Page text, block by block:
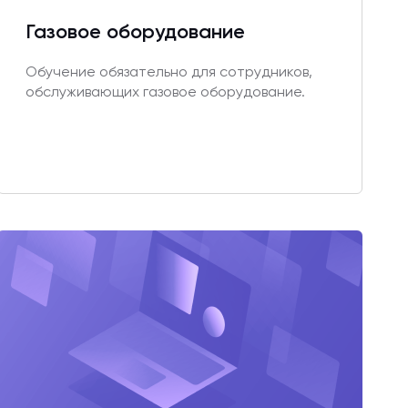
Газовое оборудование
Обучение обязательно для сотрудников,
обслуживающих газовое оборудование.